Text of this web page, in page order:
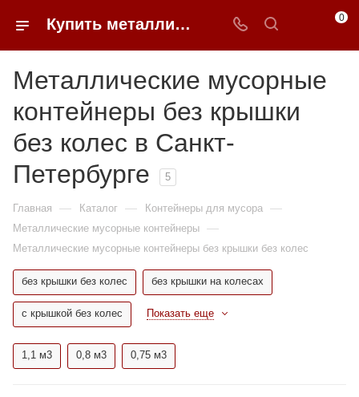
Купить металлические мусорные контейнеры без крышки без колес недорого в Санкт-Петербурге | 0FFER 0
Металлические мусорные
контейнеры без крышки
без колес в Санкт-
Петербурге
5
Главная — Каталог — Контейнеры для мусора —
Металлические мусорные контейнеры —
Металлические мусорные контейнеры без крышки без колес
без крышки без колес без крышки на колесах
с крышкой без колес Показать еще
1,1 м3 0,8 м3 0,75 м3